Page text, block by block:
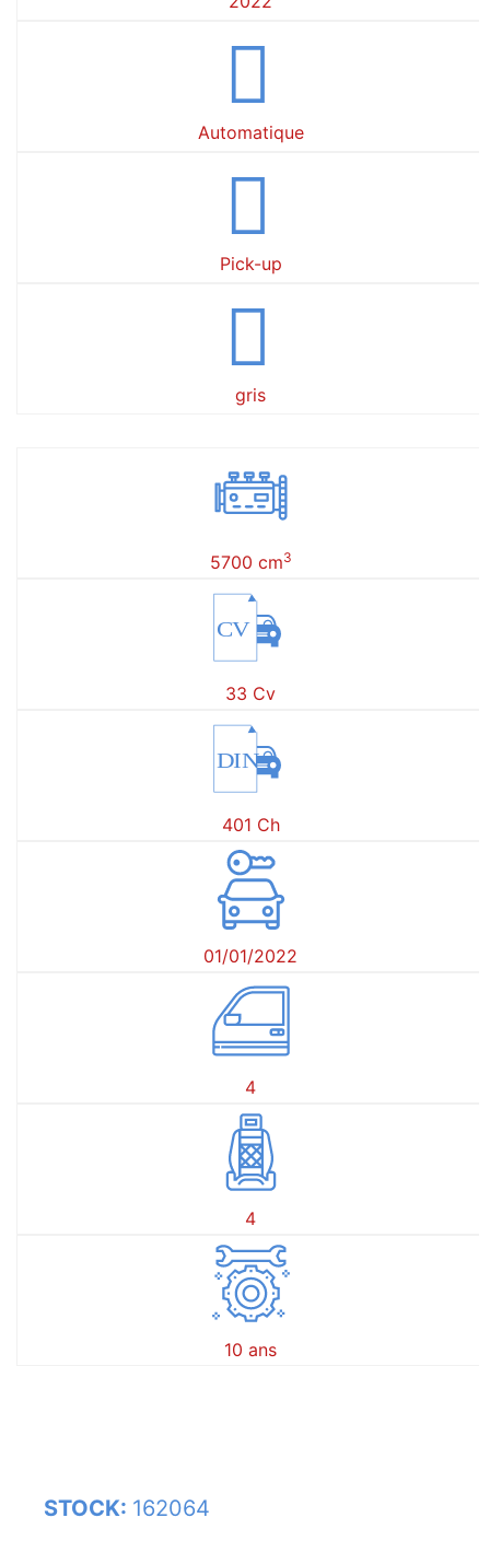
Automatique
Pick-up
gris
5700 cm3
CV
33 Cv
DIN
401 Ch
01/01/2022
4
4
10 ans
STOCK: 162064